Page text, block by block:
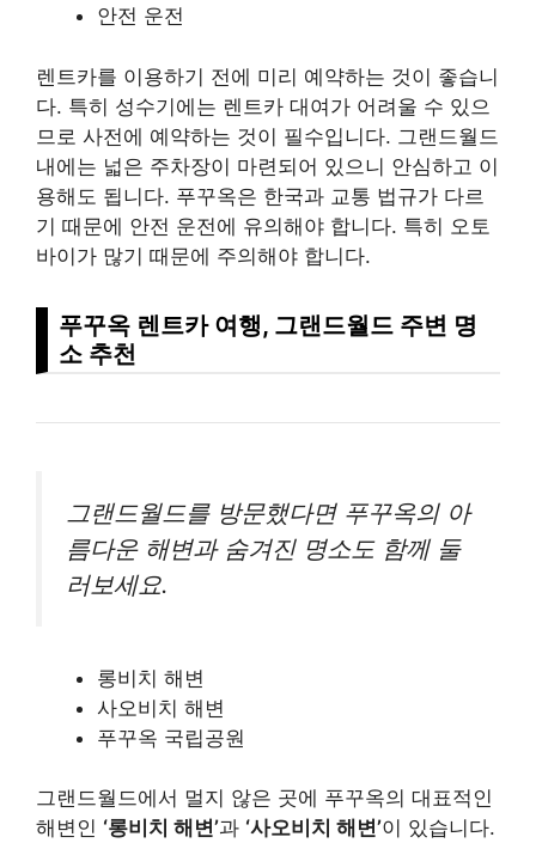
안전 운전
렌트카를 이용하기 전에 미리 예약하는 것이 좋습니
다. 특히 성수기에는 렌트카 대여가 어려울 수 있으
므로 사전에 예약하는 것이 필수입니다. 그랜드월드
내에는 넓은 주차장이 마련되어 있으니 안심하고 이
용해도 됩니다. 푸꾸옥은 한국과 교통 법규가 다르
기 때문에 안전 운전에 유의해야 합니다. 특히 오토
바이가 많기 때문에 주의해야 합니다.
푸꾸옥 렌트카 여행, 그랜드월드 주변 명
소 추천
그랜드월드를 방문했다면 푸꾸옥의 아
름다운 해변과 숨겨진 명소도 함께 둘
러보세요.
롱비치 해변
사오비치 해변
푸꾸옥 국립공원
그랜드월드에서 멀지 않은 곳에 푸꾸옥의 대표적인
해변인 ‘롱비치 해변’과 ‘사오비치 해변’이 있습니다.